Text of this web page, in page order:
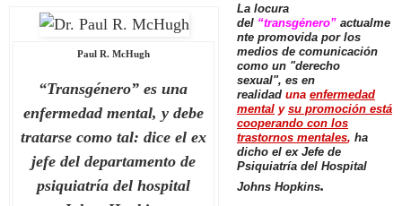
Paul R. McHugh
“Transgénero” es una
enfermedad mental, y debe
tratarse como tal: dice el ex
jefe del departamento de
psiquiatría del hospital
La locura
del “transgénero” actualme
nte promovida por los
medios de comunicación
como un "derecho
sexual", es en
realidad una enfermedad
mental y su promoción está
cooperando con los
trastornos mentales, ha
dicho el ex Jefe de
Psiquiatría del Hospital
Johns Hopkins.